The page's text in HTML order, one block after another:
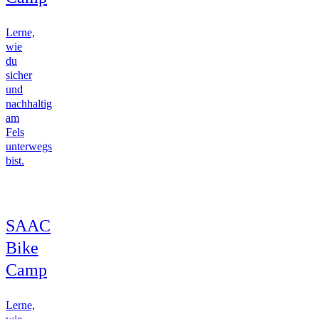
Lerne,
wie
du
sicher
und
nachhaltig
am
Fels
unterwegs
bist.
SAAC
Bike
Camp
Lerne,